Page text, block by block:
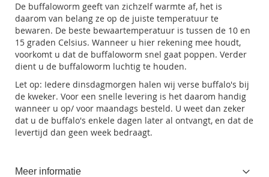
De buffaloworm geeft van zichzelf warmte af, het is
daarom van belang ze op de juiste temperatuur te
bewaren. De beste bewaartemperatuur is tussen de 10 en
15 graden Celsius. Wanneer u hier rekening mee houdt,
voorkomt u dat de buffaloworm snel gaat poppen. Verder
dient u de buffaloworm luchtig te houden.
Let op: Iedere dinsdagmorgen halen wij verse buffalo's bij
de kweker. Voor een snelle levering is het daarom handig
wanneer u op/ voor maandags besteld. U weet dan zeker
dat u de buffalo's enkele dagen later al ontvangt, en dat de
levertijd dan geen week bedraagt.
Meer informatie